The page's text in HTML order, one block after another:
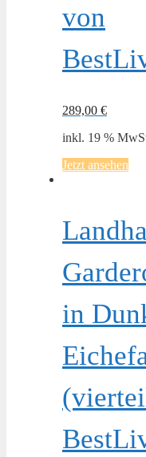
von
289,00 €
inkl. 19 %
Jetzt ansehen
in